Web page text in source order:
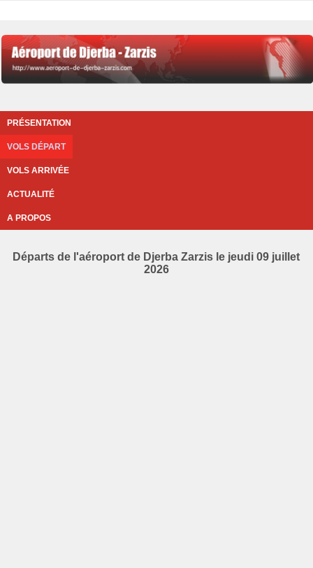
PRÉSENTATION
VOLS DÉPART
VOLS ARRIVÉE
ACTUALITÉ
A PROPOS
Départs de l'aéroport de Djerba Zarzis le jeudi 09 juillet
2026